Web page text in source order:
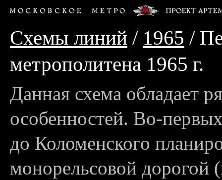
Схемы линий / 1965 /
метрополитена 1965 г.
Данная схема обладает
особенностей. Во-
до Коломенского
монорельсовой дорогой